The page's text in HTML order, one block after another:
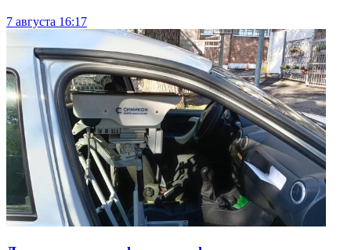
7 августа 16:17